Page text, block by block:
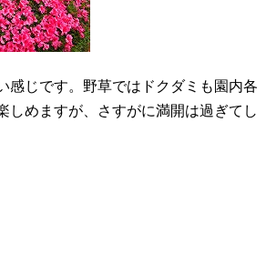
感じです。野草ではドクダミも園内各
しめますが、さすがに満開は過ぎてし